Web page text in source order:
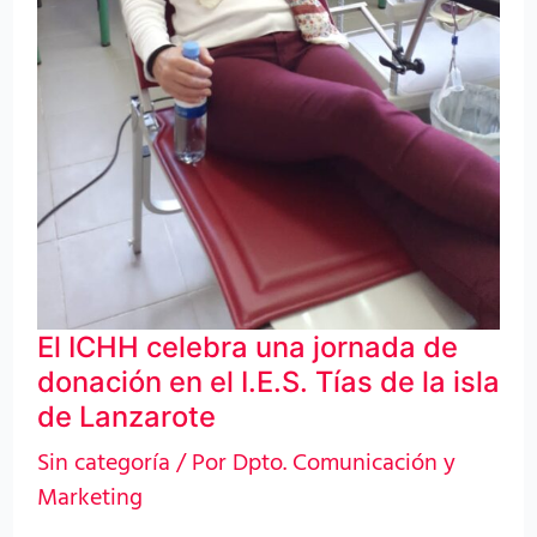
El ICHH celebra una jornada de
donación en el I.E.S. Tías de la isla
de Lanzarote
Sin categoría/ PorDpto. Comunicación y
Marketing
de